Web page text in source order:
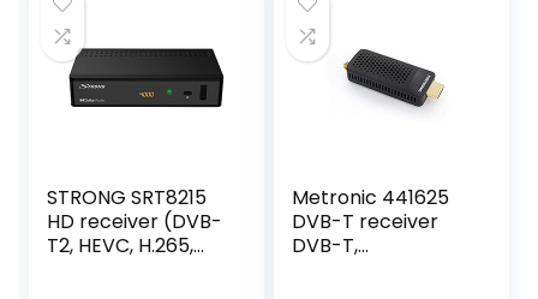
STRONG SRT8215
HD receiver (DVB-
T2, HEVC, H.265,
Metronic 441625
DVB-T receiver
DVB-T,